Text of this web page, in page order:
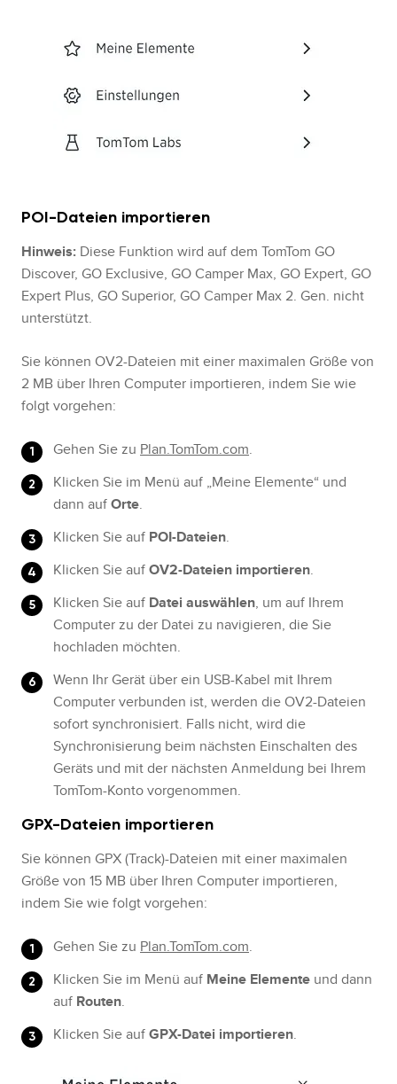
POI-Dateien importieren
Hinweis: Diese Funktion wird auf dem TomTom GO
Discover, GO Exclusive, GO Camper Max, GO Expert, GO
Expert Plus, GO Superior, GO Camper Max 2. Gen. nicht
unterstützt.
Sie können OV2-Dateien mit einer maximalen Größe von
2 MB über Ihren Computer importieren, indem Sie wie
folgt vorgehen:
Gehen Sie zu Plan.TomTom.com.
Klicken Sie im Menü auf „Meine Elemente“ und
dann aufOrte.
Klicken Sie auf POI-Dateien.
Klicken Sie aufOV2-Dateien importieren.
Klicken Sie auf Datei auswählen, um auf Ihrem
Computer zu der Datei zu navigieren, die Sie
hochladen möchten.
Wenn Ihr Gerät über ein USB-Kabel mit Ihrem
Computer verbunden ist, werden die OV2-Dateien
sofort synchronisiert. Falls nicht, wird die
Synchronisierung beim nächsten Einschalten des
Geräts und mit der nächsten Anmeldung bei Ihrem
TomTom-Konto vorgenommen.
GPX-Dateien importieren
Sie können GPX (Track)-Dateien mit einer maximalen
Größe von 15 MB über Ihren Computer importieren,
indem Sie wie folgt vorgehen:
Gehen Sie zu Plan.TomTom.com.
Klicken Sie im Menü auf Meine Elemente und dann
auf Routen.
Klicken Sie aufGPX-Datei importieren.